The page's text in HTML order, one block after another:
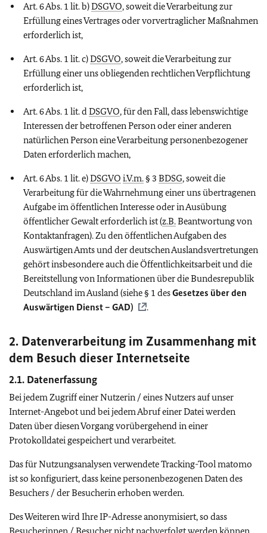
Art. 6 Abs. 1 lit. b)DSGVO, soweit die Verarbeitung zur
Erfüllung eines Vertrages oder vorvertraglicher Maßnahmen
erforderlich ist,
Art. 6 Abs. 1 lit. c)DSGVO, soweit die Verarbeitung zur
Erfüllung einer uns obliegenden rechtlichen Verpflichtung
erforderlich ist,
Art. 6 Abs. 1 lit. dDSGVO, für den Fall, dass lebenswichtige
Interessen der betroffenen Person oder einer anderen
natürlichen Person eine Verarbeitung personenbezogener
Daten erforderlich machen,
Art. 6 Abs. 1 lit. e)DSGVO i.V.m.§ 3 BDSG, soweit die
Verarbeitung für die Wahrnehmung einer uns übertragenen
Aufgabe im öffentlichen Interesse oder in Ausübung
öffentlicher Gewalt erforderlich ist (z.B.Beantwortung von
Kontaktanfragen). Zu den öffentlichen Aufgaben des
Auswärtigen Amts und der deutschen Auslandsvertretungen
gehört insbesondere auch die Öffentlichkeitsarbeit und die
Bereitstellung von Informationen über die Bundesrepublik
Deutschland im Ausland (siehe § 1 desGesetzes über den
Auswärtigen Dienst – GAD)
.
2. Datenverarbeitung im Zusammenhang mit
dem Besuch dieser Internetseite
2.1. Datenerfassung
Bei jedem Zugriff einer Nutzerin / eines Nutzers auf unser
Internet-Angebot und bei jedem Abruf einer Datei werden
Daten über diesen Vorgang vorübergehend in einer
Protokolldatei gespeichert und verarbeitet.
Das für Nutzungsanalysen verwendeteTracking-Toolmatomo
ist so konfiguriert, dass keine personenbezogenen Daten des
Besuchers / der Besucherin erhoben werden.
Des Weiteren wird Ihre IP-Adresse anonymisiert, so dass